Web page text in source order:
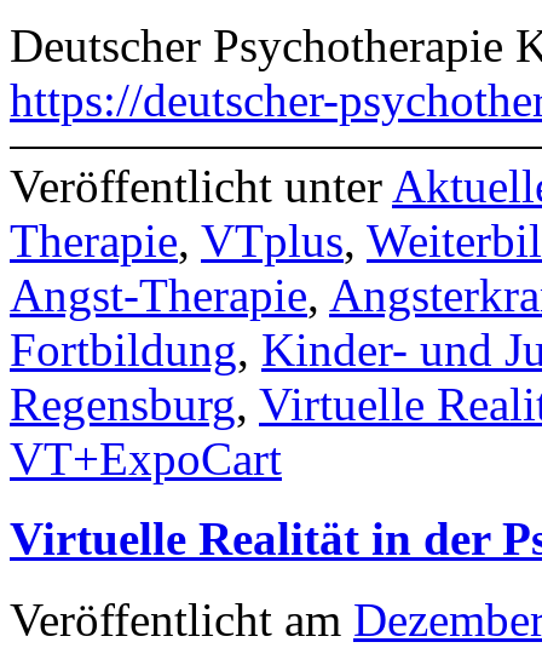
Deutscher Psychotherapie
https://deutscher-
Veröffentlicht unter
Therapie, VTplus,
Angst-Therapie,
Fortbildung, Kinder- und
Regensburg, Virtuelle
VT+ExpoCart
Virtuelle Realität in der
Veröffentlicht am